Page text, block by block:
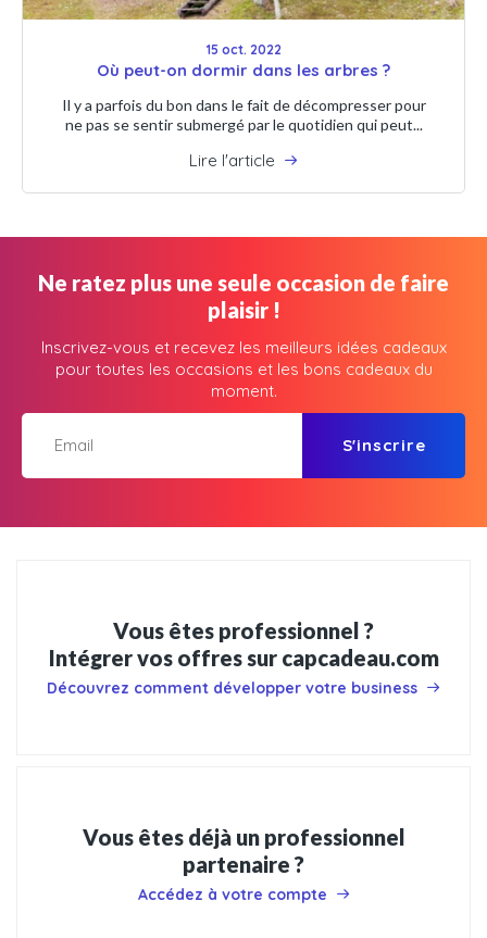
15 oct. 2022
Où peut-on dormir dans les arbres ?
Il y a parfois du bon dans le fait de décompresser pour
ne pas se sentir submergé par le quotidien qui peut...
Lire l'article
Ne ratez plus une seule occasion de faire
plaisir !
Inscrivez-vous et recevez les meilleurs idées cadeaux
pour toutes les occasions et les bons cadeaux du
moment.
S'inscrire
Vous êtes professionnel ?
Intégrer vos offres sur capcadeau.com
Découvrez comment développer votre business
Vous êtes déjà un professionnel
partenaire ?
Accédez à votre compte